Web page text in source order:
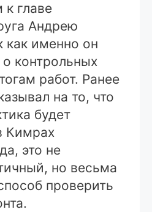
главе
Андрею
как именно он
контрольных
работ. Ранее
на то, что
будет
Кимрах
это не
но весьма
проверить